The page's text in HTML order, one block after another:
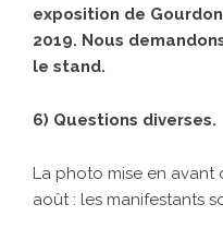
exposition de
2019. Nous
le stand.
6) Questions
La photo mise en
août : les manifestants